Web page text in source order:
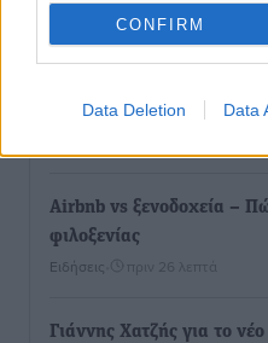
CONFIRM
Data Deletion Data
το έργο ψηφιακού
Airbnb vs ξενοδοχεία –
φιλοξενίας
Ειδήσεις πριν 26 λεπτά
Γιάννης Χατζής για το